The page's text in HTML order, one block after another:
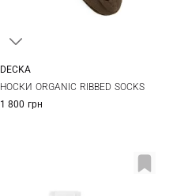
DECKA
НОСКИ ORGANIC RIBBED SOCKS
1 800 грн